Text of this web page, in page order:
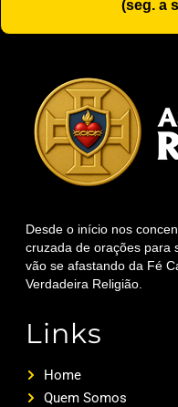
(seg. a
Desde o início nos
cruzada de orações para
vão se afastando da Fé
Verdadeira Religião.
Links
Home
Quem Somos